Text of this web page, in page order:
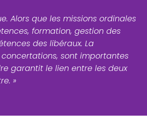
Alors que les missions ordinales
formation, gestion des
des libéraux. La
concertations, sont importantes
garantit le lien entre les deux
»